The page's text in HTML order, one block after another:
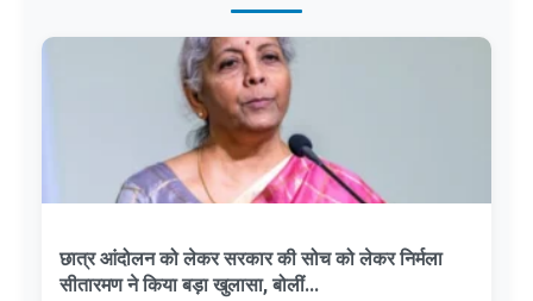
छात्र आंदोलन को लेकर सरकार की सोच को लेकर निर्मला
सीतारमण ने किया बड़ा खुलासा, बोलीं...